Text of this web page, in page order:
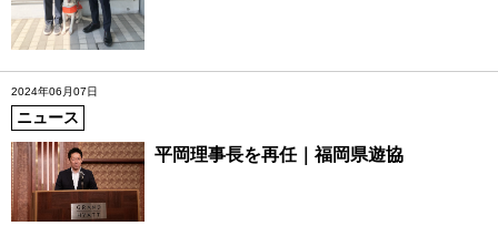
2024年06月07日
ニュース
平岡理事長を再任｜福岡県遊協